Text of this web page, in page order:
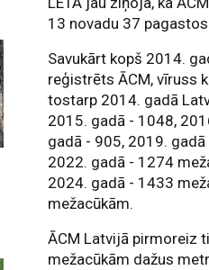
13 novadu 37
Savukārt kopš 2014.
reģistrēts ĀCM, vīruss
tostarp 2014. gadā
2015. gadā - 1048,
gadā - 905, 2019.
2022. gadā - 1274
2024. gadā - 1433
mežacūkām.
ĀCM Latvijā pirmoreiz
mežacūkām dažus